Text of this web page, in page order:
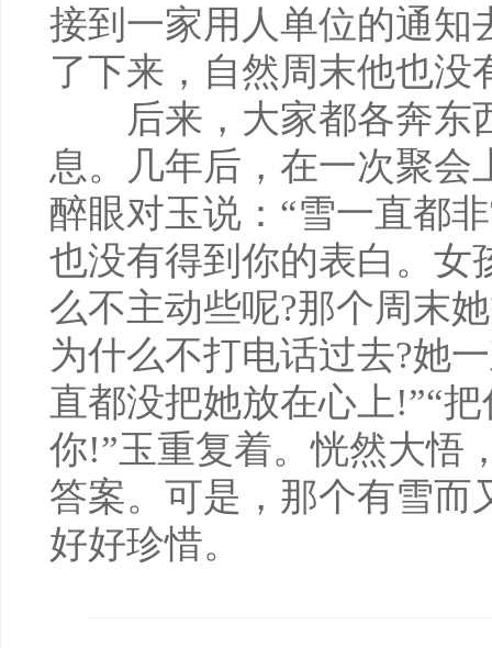
接到一家用人单位的通知
了下来，自然周末他也没
后来，大家都各奔东
息。几年后，在一次聚会
醉眼对玉说：“雪一直都
也没有得到你的表白。女
么不主动些呢?那个周末
为什么不打电话过去?她
直都没把她放在心上!”“
你!”玉重复着。恍然大悟
答案。可是，那个有雪而
好好珍惜。